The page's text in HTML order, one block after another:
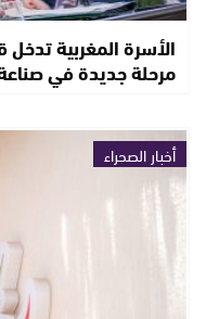
الأسرة المغربية
مرحلة جديدة في
أخبار الصحراء